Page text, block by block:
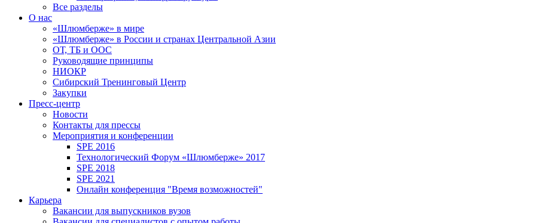
Все разделы
О нас
«Шлюмберже» в мире
«Шлюмберже» в России и странах Центральной Азии
ОТ, ТБ и ООС
Руководящие принципы
НИОКР
Сибирский Тренинговый Центр
Закупки
Пресс-центр
Новости
Контакты для прессы
Мероприятия и конференции
SPE 2016
Технологический Форум «Шлюмберже» 2017
SPE 2018
SPE 2021
Онлайн конференция "Время возможностей"
Карьера
Вакансии для выпускников вузов